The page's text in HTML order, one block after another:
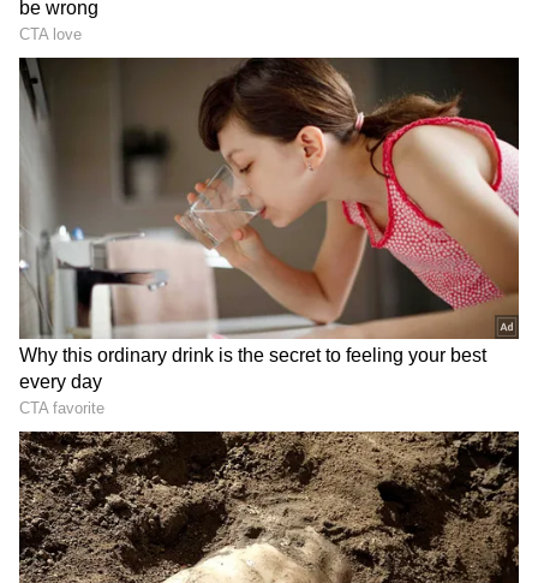
குறிப்பிடத்தக்கது.
Rocket Stove: சிலிண்டர் விலை
உயர்ந்தாலும் கவலை இல்லை.! 10
செங்கல் வச்சு சூப்பர் அடுப்பு
செய்யலாம்.! 24 மணி நேரமும்
சமைக்கலாம்.!
ஏசியாநெட் தமிழ்-ஐ உங்கள் முதன்மைத்
தேர்வாக்குங்கள்